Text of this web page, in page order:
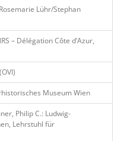
Lühr/Stephan
– Délégation Côte d’Azur,
Museum Wien
Philip C.: Ludwig-
Lehrstuhl für